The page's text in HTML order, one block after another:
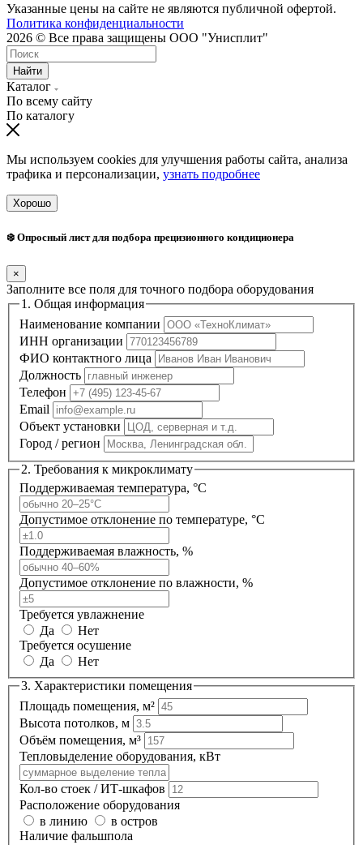
Указанные цены на сайте не являются публичной офертой.
Политика конфиденциальности
2026 © Все права защищены ООО "Унисплит"
Найти
Каталог
По всему сайту
По каталогу
Мы используем cookies для улучшения работы сайта, анализа
трафика и персонализации, узнать подробнее
Хорошо
❄️ Опросный лист для подбора прецизионного кондиционера
×
Заполните все поля для точного подбора оборудования
1. Общая информация
Наименование компании
ИНН организации
ФИО контактного лица
Должность
Телефон
Email
Объект установки
Город / регион
2. Требования к микроклимату
Поддерживаемая температура, °C
Допустимое отклонение по температуре, °C
Поддерживаемая влажность, %
Допустимое отклонение по влажности, %
Требуется увлажнение
Да
Нет
Требуется осушение
Да
Нет
3. Характеристики помещения
Площадь помещения, м²
Высота потолков, м
Объём помещения, м³
Тепловыделение оборудования, кВт
Кол-во стоек / ИТ-шкафов
Расположение оборудования
в линию
в остров
Наличие фальшпола